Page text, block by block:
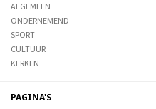
ALGEMEEN
ONDERNEMEND
SPORT
CULTUUR
KERKEN
PAGINA'S